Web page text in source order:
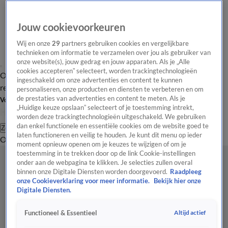
Overzicht Laatste nieuws Regionieuws Het beste van Hart
Tip de
redactie
Volg Hart van Nederland
Zoeken
OverzichtRegioUitzendingenWeerTip de redactiePanelVideo's
Jouw cookievoorkeuren
Wij en onze29 partners gebruiken cookies en vergelijkbare
technieken om informatie te verzamelen over jou als gebruiker van
onze website(s), jouw gedrag en jouw apparaten. Als je „Alle
cookies accepteren” selecteert, worden trackingtechnologieën
ingeschakeld om onze advertenties en content te kunnen
personaliseren, onze producten en diensten te verbeteren en om
de prestaties van advertenties en content te meten. Als je
„Huidige keuze opslaan” selecteert of je toestemming intrekt,
worden deze trackingtechnologieën uitgeschakeld. We gebruiken
dan enkel functionele en essentiële cookies om de website goed te
laten functioneren en veilig te houden. Je kunt dit menu op ieder
moment opnieuw openen om je keuzes te wijzigen of om je
toestemming in te trekken door op de link Cookie-instellingen
onder aan de webpagina te klikken. Je selecties zullen overal
binnen onze Digitale Diensten worden doorgevoerd. Raadpleeg
onze Cookieverklaring voor meer informatie.
Bekijk hier onze
Digitale Diensten.
Functioneel & Essentieel Altijd actief